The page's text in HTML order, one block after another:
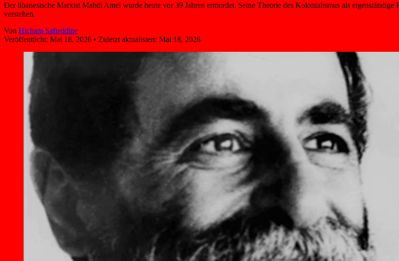
Der libanesische Marxist Mahdi Amel wurde heute vor 39 Jahren ermordet. Seine Theorie des Kolonialismus als
verstehen.
Von Hicham Safieddine
Veröffentlicht: Mai 18, 2026 • Zuletzt aktualisiert: Mai 18, 2026